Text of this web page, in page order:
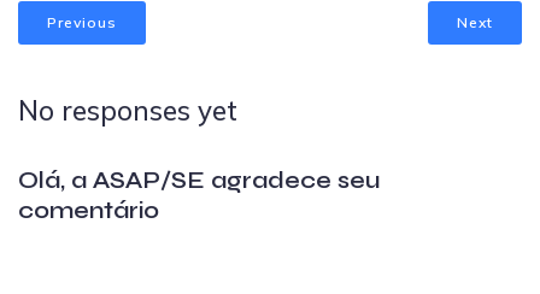
Previous Next
No responses yet
Olá, a ASAP/SE agradece seu
comentário